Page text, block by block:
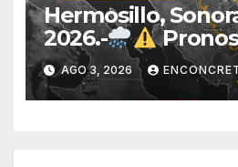
Hermosillo,
2026.-
para Hermosillo
norte de Sonora
mayor potencial
AGO 3, 2026